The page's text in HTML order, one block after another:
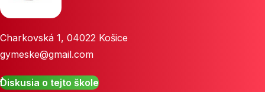
Charkovská 1, 04022 Košice
gymeske@gmail.com
Diskusia o tejto škole